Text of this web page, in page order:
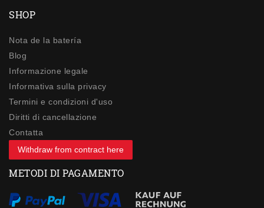
SHOP
Nota de la batería
Blog
Informazione legale
Informativa sulla privacy
Termini e condizioni d'uso
Diritti di cancellazione
Contatta
Withdraw from contract here
METODI DI PAGAMENTO